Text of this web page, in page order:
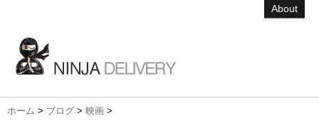
About
ホーム > ブログ > 映画 >